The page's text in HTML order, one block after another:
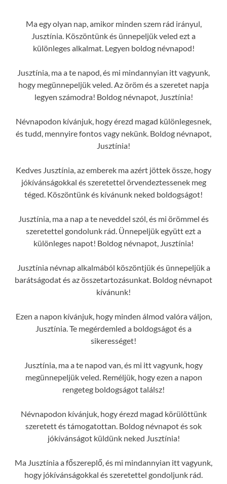
Ma egy olyan nap, amikor minden szem rád irányul,
Jusztínia. Köszöntünk és ünnepeljük veled ezt a
különleges alkalmat. Legyen boldog névnapod!
Jusztínia, ma a te napod, és mi mindannyian itt vagyunk,
hogy megünnepeljük veled. Az öröm és a szeretet napja
legyen számodra! Boldog névnapot, Jusztínia!
Névnapodon kívánjuk, hogy érezd magad különlegesnek,
és tudd, mennyire fontos vagy nekünk. Boldog névnapot,
Jusztínia!
Kedves Jusztínia, az emberek ma azért jöttek össze, hogy
jókívánságokkal és szeretettel örvendeztessenek meg
téged. Köszöntünk és kívánunk neked boldogságot!
Jusztínia, ma a nap a te neveddel szól, és mi örömmel és
szeretettel gondolunk rád. Ünnepeljük együtt ezt a
különleges napot! Boldog névnapot, Jusztínia!
Jusztínia névnap alkalmából köszöntjük és ünnepeljük a
barátságodat és az összetartozásunkat. Boldog névnapot
kívánunk!
Ezen a napon kívánjuk, hogy minden álmod valóra váljon,
Jusztínia. Te megérdemled a boldogságot és a
sikerességet!
Jusztínia, ma a te napod van, és mi itt vagyunk, hogy
megünnepeljük veled. Reméljük, hogy ezen a napon
rengeteg boldogságot találsz!
Névnapodon kívánjuk, hogy érezd magad körülöttünk
szeretett és támogatottan. Boldog névnapot és sok
jókívánságot küldünk neked Jusztínia!
Ma Jusztínia a főszereplő, és mi mindannyian itt vagyunk,
hogy jókívánságokkal és szeretettel gondoljunk rád.